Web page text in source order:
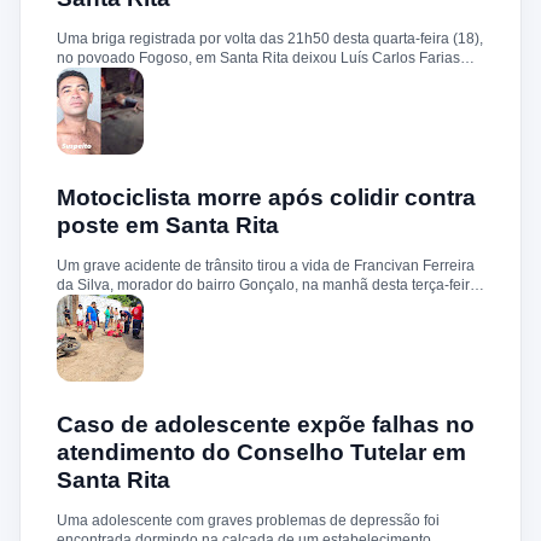
Uma briga registrada por volta das 21h50 desta quarta-feira (18),
no povoado Fogoso, em Santa Rita deixou Luís Carlos Farias
Alves gravemente ferido. Segundo informações, ele e o suspeito
Benedito Alves dos Santos estavam ingerindo bebida alcoólica
quando teve início uma discussão. Durante a confusão, Benedito
quebrou uma garrafa e desferiu vários golpes contra a vítima.
Luís Carlos foi socorrido e, devido à gravidade dos ferimentos,
localizado em sua residência, preso e encaminhado à Delegacia
de Rosário para os procedimentos legais.
Motociclista morre após colidir contra
poste em Santa Rita
Um grave acidente de trânsito tirou a vida de Francivan Ferreira
da Silva, morador do bairro Gonçalo, na manhã desta terça-feira
(02). De acordo com informações, Francivan seguia de
motocicleta com a esposa no sentido Areias–Santa Rita quando
perdeu o controle do veículo nas proximidades da ponte de
Carema, colidindo violentamente contra um poste. A vítima
sofreu traumatismo craniano e morreu ainda no local. A esposa,
Francivan foi encaminhado ao necrotério do Hospital Municipal
de Santa Rita para os procedimentos de praxe.
Caso de adolescente expõe falhas no
atendimento do Conselho Tutelar em
Santa Rita
Uma adolescente com graves problemas de depressão foi